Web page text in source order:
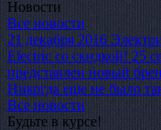
Новости
Все новости
21 декабря 2016
Electric со скидкой! 25
представлен новый
Никогда еще не было
Все новости
Будьте в курсе!